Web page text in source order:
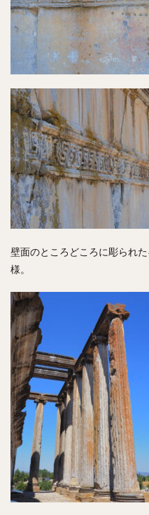
壁面のところどころに彫られ
様。